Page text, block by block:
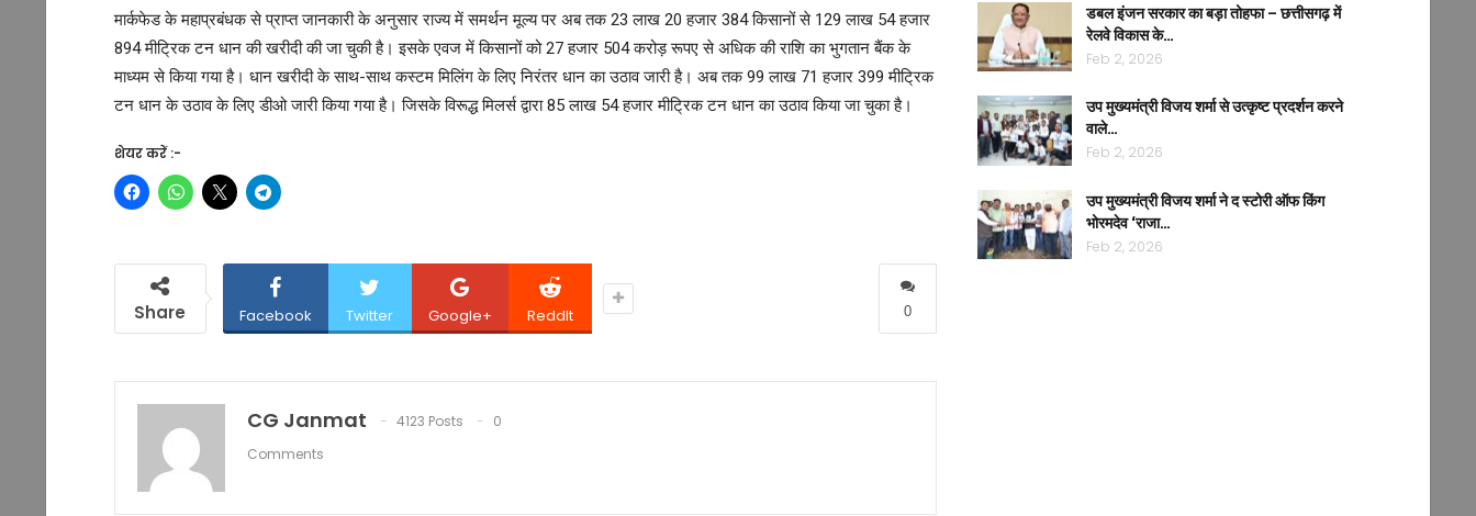
मार्कफेड के महाप्रबंधक से प्राप्त जानकारी के अनुसार राज्य में समर्थन मूल्य पर अब तक 23 लाख 20 हजार 384 किसानों से 129 लाख 54 हजार
894 मीट्रिक टन धान की खरीदी की जा चुकी है। इसके एवज में किसानों को 27 हजार 504 करोड़ रूपए से अधिक की राशि का भुगतान बैंक के
माध्यम से किया गया है। धान खरीदी के साथ-साथ कस्टम मिलिंग के लिए निरंतर धान का उठाव जारी है। अब तक 99 लाख 71 हजार 399 मीट्रिक
टन धान के उठाव के लिए डीओ जारी किया गया है। जिसके विरूद्ध मिलर्स द्वारा 85 लाख 54 हजार मीट्रिक टन धान का उठाव किया जा चुका है।
शेयर करें :-
0
Share Facebook Twitter Google+ ReddIt
CG Janmat 4123 Posts
0
Comments
डबल इंजन सरकार का बड़ा तोहफा – छत्तीसगढ़ में
रेलवे विकास के…
Feb 2, 2026
उप मुख्यमंत्री विजय शर्मा से उत्कृष्ट प्रदर्शन करने
वाले…
Feb 2, 2026
उप मुख्यमंत्री विजय शर्मा ने द स्टोरी ऑफ किंग
भोरमदेव ‘राजा…
Feb 2, 2026